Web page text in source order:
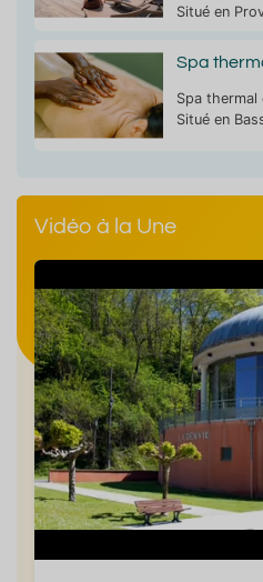
Situé en
Spa
Spa thermal
Situé en
Vidéo à la Une